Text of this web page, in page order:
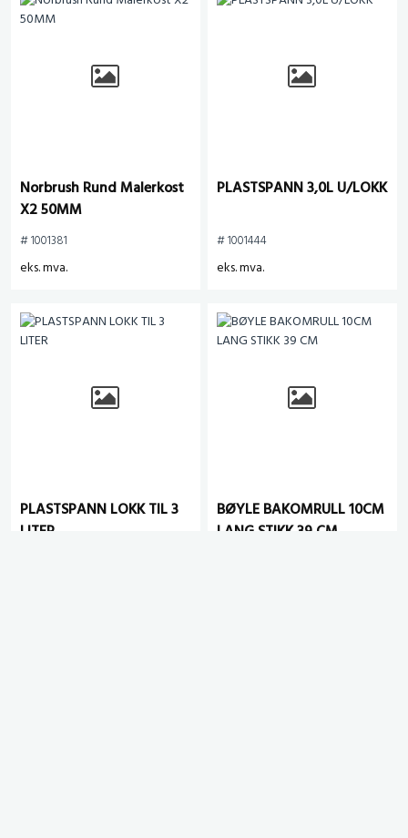
Norbrush Rund Malerkost
X2 50MM
# 1001381
eks. mva.
PLASTSPANN 3,0L U/LOKK
# 1001444
eks. mva.
PLASTSPANN LOKK TIL 3
LITER
BØYLE BAKOMRULL 10CM
LANG STIKK 39 CM